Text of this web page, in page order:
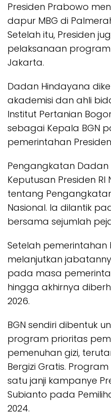
Presiden Prabowo
dapur MBG di
Setelah itu, Presiden
pelaksanaan program
Jakarta.
Dadan Hindayana
akademisi dan ahli
Institut Pertanian
sebagai Kepala BGN
pemerintahan
Pengangkatan
Keputusan Presiden RI
tentang
Nasional. Ia dilantik
bersama sejumlah
Setelah
melanjutkan
pada masa
hingga akhirnya
2026.
BGN sendiri dibentuk
program prioritas
pemenuhan gizi,
Bergizi Gratis.
satu janji kampanye
Subianto pada
2024.